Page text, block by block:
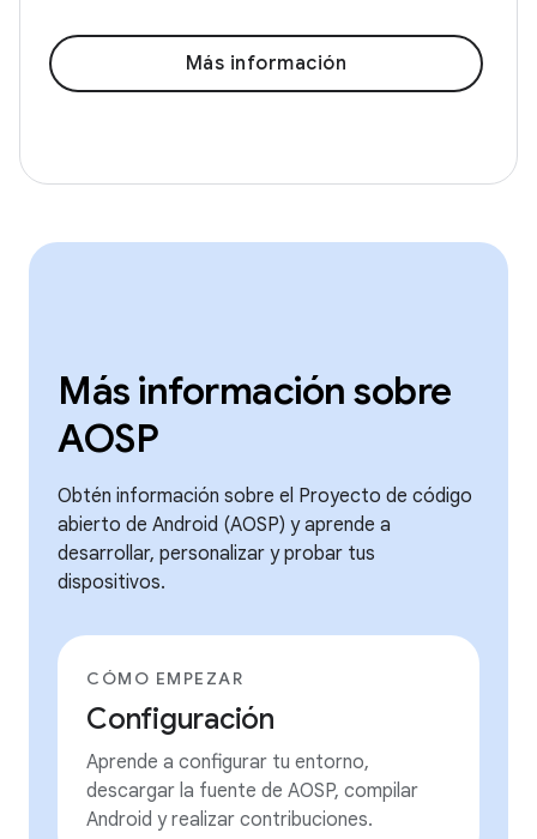
Más información
Más información sobre
AOSP
Obtén información sobre el Proyecto de código
abierto de Android (AOSP) y aprende a
desarrollar, personalizar y probar tus
dispositivos.
CÓMO EMPEZAR
Configuración
Aprende a configurar tu entorno,
descargar la fuente de AOSP, compilar
Android y realizar contribuciones.